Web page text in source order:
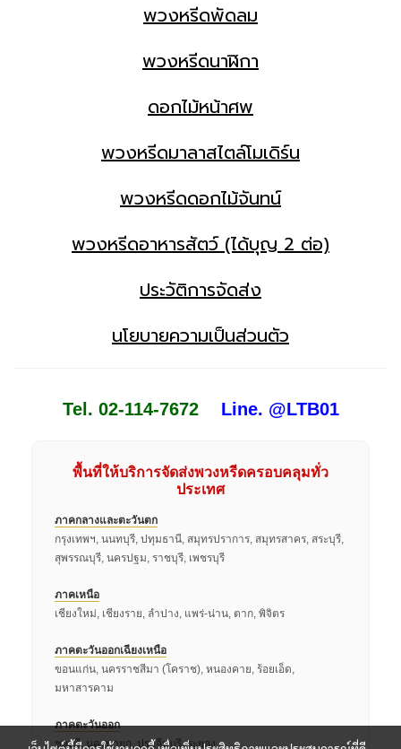
พวงหรีดพัดลม
พวงหรีดนาฬิกา
ดอกไม้หน้าศพ
พวงหรีดมาลาสไตล์โมเดิร์น
พวงหรีดดอกไม้จันทน์
พวงหรีดอาหารสัตว์ (ได้บุญ 2 ต่อ)
ประวัติการจัดส่ง
นโยบายความเป็นส่วนตัว
Tel. 02-114-7672 Line. @LTB01
พื้นที่ให้บริการจัดส่งพวงหรีดครอบคลุมทั่ว
ประเทศ
ภาคกลางและตะวันตก
กรุงเทพฯ, นนทบุรี, ปทุมธานี, สมุทรปราการ, สมุทรสาคร, สระบุรี,
สุพรรณบุรี, นครปฐม, ราชบุรี, เพชรบุรี
ภาคเหนือ
เชียงใหม่, เชียงราย, ลำปาง, แพร่-น่าน, ตาก, พิจิตร
ภาคตะวันออกเฉียงเหนือ
ขอนแก่น, นครราชสีมา (โคราช), หนองคาย, ร้อยเอ็ด,
มหาสารคาม
ภาคตะวันออก
ชลบุรี, นครนายก, ปราจีนบุรี, ระยอง